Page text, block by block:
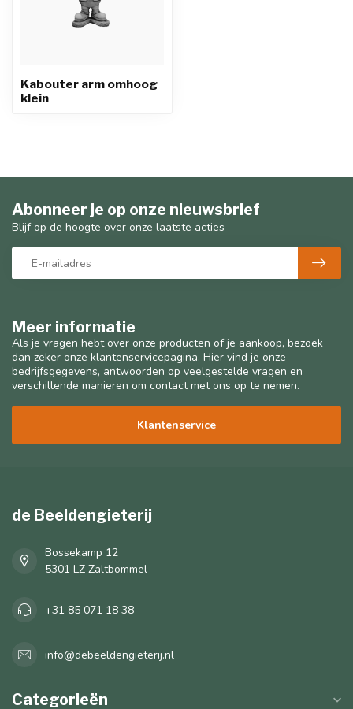
Kabouter arm omhoog
klein
Meer informatie
Als je vragen hebt over onze producten of je aankoop, bezoek
dan zeker onze klantenservicepagina. Hier vind je onze
bedrijfsgegevens, antwoorden op veelgestelde vragen en
verschillende manieren om contact met ons op te nemen.
Klantenservice
Abonneer je op onze nieuwsbrief
Blijf op de hoogte over onze laatste acties
de Beeldengieterij
Bossekamp 12
5301 LZ Zaltbommel
+31 85 071 18 38
info@debeeldengieterij.nl
Categorieën